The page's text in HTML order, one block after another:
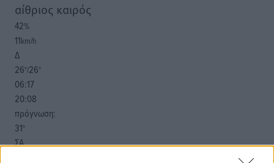
αίθριος καιρός
42%
11km/h
Δ
26°/26°
06:17
20:08
πρόγνωση:
31°
ΣΑ